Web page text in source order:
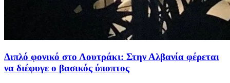
Διπλό φονικό στο Λουτράκι: Στην Αλβανία φέρεται
να διέφυγε ο βασικός ύποπτος